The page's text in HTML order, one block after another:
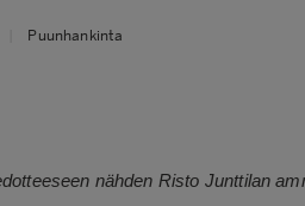
Puunhankinta
nähden Risto Junttilan